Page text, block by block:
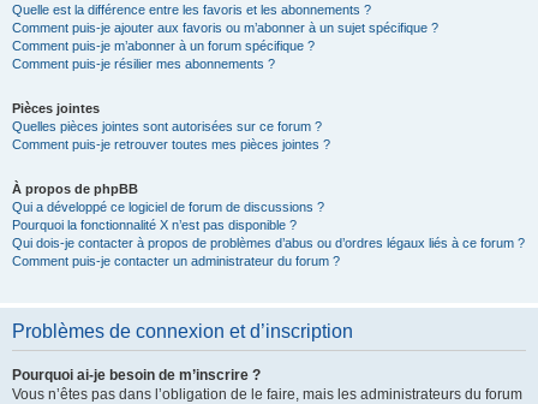
Quelle est la différence entre les favoris et les abonnements ?
Comment puis-je ajouter aux favoris ou m’abonner à un sujet spécifique ?
Comment puis-je m’abonner à un forum spécifique ?
Comment puis-je résilier mes abonnements ?
Pièces jointes
Quelles pièces jointes sont autorisées sur ce forum ?
Comment puis-je retrouver toutes mes pièces jointes ?
À propos de phpBB
Qui a développé ce logiciel de forum de discussions ?
Pourquoi la fonctionnalité X n’est pas disponible ?
Qui dois-je contacter à propos de problèmes d’abus ou d’ordres légaux liés à ce forum ?
Comment puis-je contacter un administrateur du forum ?
Problèmes de connexion et d’inscription
Pourquoi ai-je besoin de m’inscrire ?
Vous n’êtes pas dans l’obligation de le faire, mais les administrateurs du forum